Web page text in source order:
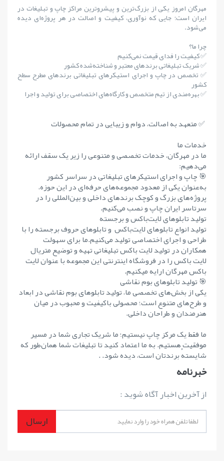
مهرگان امروز یکی از بزرگ‌ترین و پیشروترین مراکز چاپ و تبلیغات در
ایران است؛ جایی که نوآوری، کیفیت و اصالت در هر پروژه‌ای دیده
می‌شود.
چرا ما؟
✅ کیفیت را فدای قیمت نمی‌کنیم
✅ شریک تبلیغاتی برندهای معتبر و شناخته‌شده کشور
✅ تخصص در چاپ و اجرای استیکرهای تبلیغاتی برندهای مطرح سطح
کشور
✅ بهره‌مندی از تیم متخصص و کارگاه‌های اختصاصی برای تولید و اجرا
✅ متعهد به اصالت، دوام و زیبایی در تمام محصولات
خدمات ما
ما در مهرگان، خدمات تخصصی و متنوعی را زیر یک سقف ارائه
می‌دهیم:
🎯 چاپ و اجرای استیکرهای تبلیغاتی در سراسر کشور
به‌عنوان یکی از معدود مجموعه‌های حرفه‌ای در این حوزه،
پروژه‌های بزرگ و کوچک برندهای داخلی و بین‌المللی را در
سرتاسر ایران چاپ و نصب می‌کنیم.
تولید تابلوهای لایت‌باکس و برجسته
تولید انواع تابلوهای لایت‌باکس و تابلوهای حروف برجسته را با
طراحی و اجرای اختصاصی تولید می‌کنیم.ما برای سهولت
همکاران در تولید لایت باکس تبلیغاتی تهیه و توضیع متریال
لایت باکس را در فروشگاه اینترنتی این مجموعه با عنوان لایت
باکس مهرگان ارایه میکنیم.
🎯 تولید تابلوهای بوم نقاشی
یکی از بخش‌های تخصصی ما، تولید تابلوهای بوم نقاشی در ابعاد
و طرح‌های متنوع است؛ محصولی باکیفیت و محبوب در میان
هنرمندان و طراحان داخلی.
ما فقط یک مرکز چاپ نیستیم؛ ما شریک تجاری شما در مسیر
موفقیت هستیم. به ما اعتماد کنید تا تبلیغات شما همان‌طور که
شایستهٔ برندتان است، دیده شود. .
خبرنامه
از آخرین اخبار آگاه شوید :
ارسال